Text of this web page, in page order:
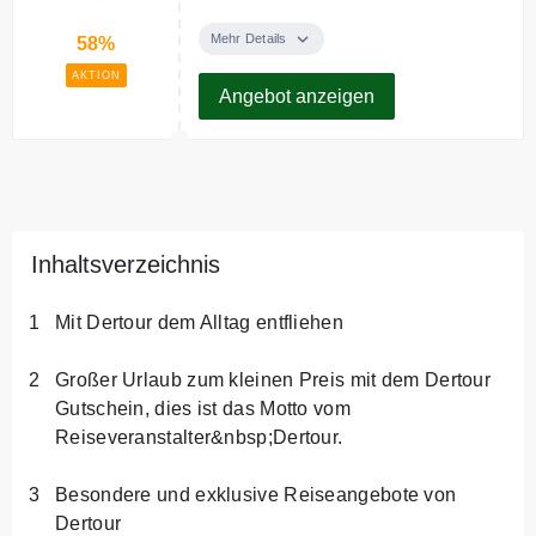
Pauschalreisen -
Lastminute/Frühbucher/Hotel.
58%
AKTION
und sparen Sie bis zu 58%
Mehr Details
Angebot anzeigen
Inhaltsverzeichnis
Mit Dertour dem Alltag entfliehen
Großer Urlaub zum kleinen Preis mit dem Dertour
Gutschein, dies ist das Motto vom
Reiseveranstalter&nbsp;Dertour.
Besondere und exklusive Reiseangebote von
Dertour